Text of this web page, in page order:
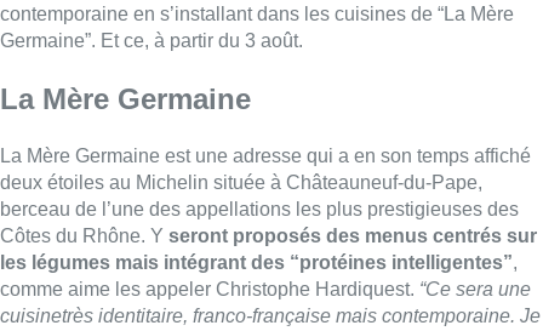
contemporaine en s’installant dans les cuisines de “La Mère
Germaine”. Et ce, à partir du 3 août.
La Mère Germaine
La Mère Germaine est une adresse qui a en son temps affiché
deux étoiles au Michelin située à Châteauneuf-du-Pape,
berceau de l’une des appellations les plus prestigieuses des
Côtes du Rhône. Y seront proposés des menus centrés sur
les légumes mais intégrant des “protéines intelligentes”,
comme aime les appeler Christophe Hardiquest. “Ce sera une
cuisinetrès identitaire, franco-française mais contemporaine. Je